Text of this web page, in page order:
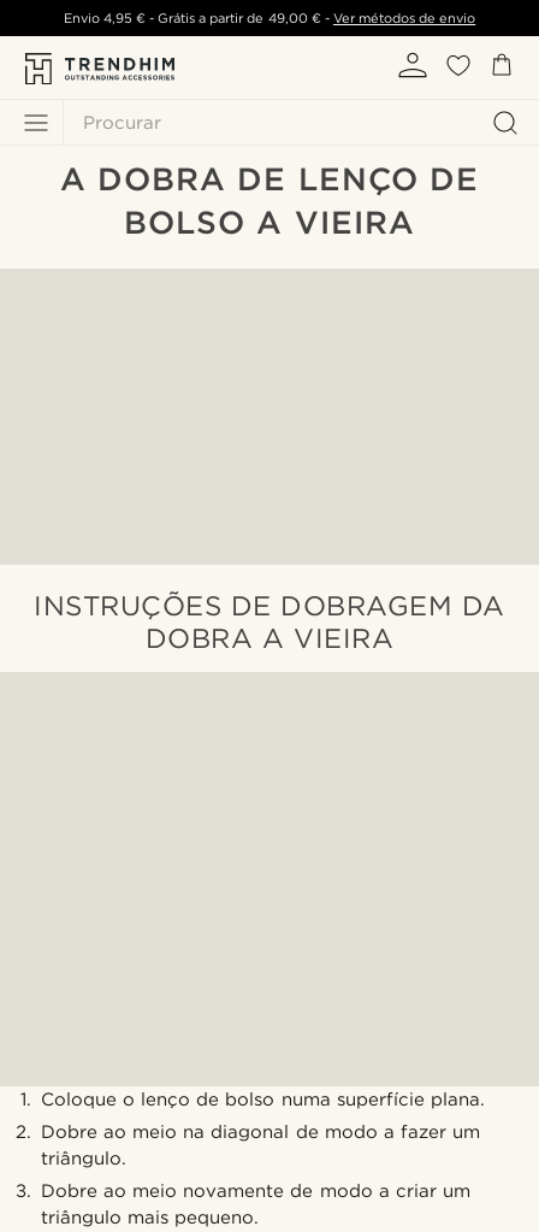
Procurar
Envio 4,95 €- Grátis a partir de 49,00 €- Ver métodos de envio
A DOBRA DE LENÇO DE
BOLSO A VIEIRA
INSTRUÇÕES DE DOBRAGEM DA
DOBRA A VIEIRA
Coloque o lenço de bolso numa superfície plana.
Dobre ao meio na diagonal de modo a fazer um
triângulo.
Dobre ao meio novamente de modo a criar um
triângulo mais pequeno.